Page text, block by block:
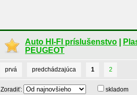
Auto HI-FI príslušenstvo
PEUGEOT
prvá predchádzajúca 1 2
Zoradiť: skladom